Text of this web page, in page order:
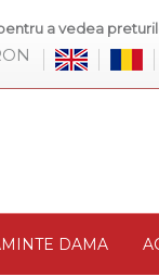
a vedea
DAMA